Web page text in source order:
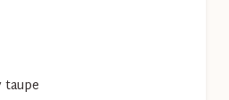
taupe